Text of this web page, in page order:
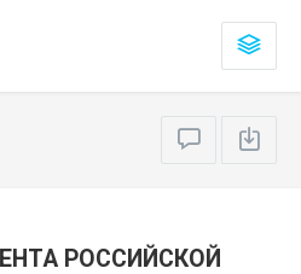
РОССИЙСКОЙ